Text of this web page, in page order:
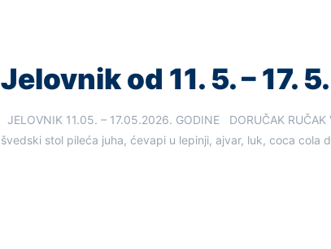
Jelovnik od 11. 5. – 17. 5.
JELOVNIK 11.05. – 17.05.2026. GODINE DORUČAK
švedski stol pileća juha, ćevapi u lepinji, ajvar, luk, coca cola